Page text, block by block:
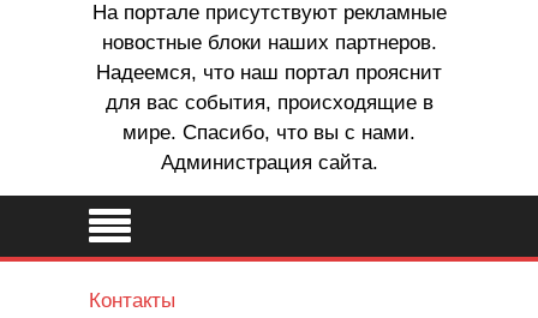
На портале присутствуют рекламные
новостные блоки наших партнеров.
Надеемся, что наш портал прояснит
для вас события, происходящие в
мире. Спасибо, что вы с нами.
Администрация сайта.
Контакты